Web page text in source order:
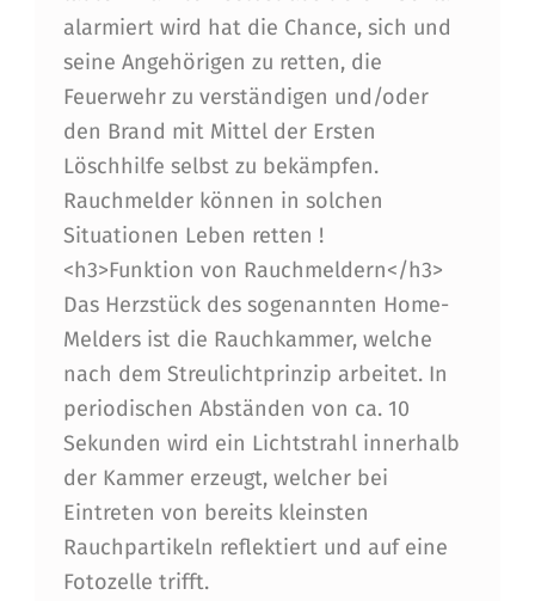
alarmiert wird hat die Chance, sich und
seine Angehörigen zu retten, die
Feuerwehr zu verständigen und/oder
den Brand mit Mittel der Ersten
Löschhilfe selbst zu bekämpfen.
Rauchmelder können in solchen
Situationen Leben retten !
<h3>Funktion von Rauchmeldern</h3>
Das Herzstück des sogenannten Home-
Melders ist die Rauchkammer, welche
nach dem Streulichtprinzip arbeitet. In
periodischen Abständen von ca. 10
Sekunden wird ein Lichtstrahl innerhalb
der Kammer erzeugt, welcher bei
Eintreten von bereits kleinsten
Rauchpartikeln reflektiert und auf eine
Fotozelle trifft.